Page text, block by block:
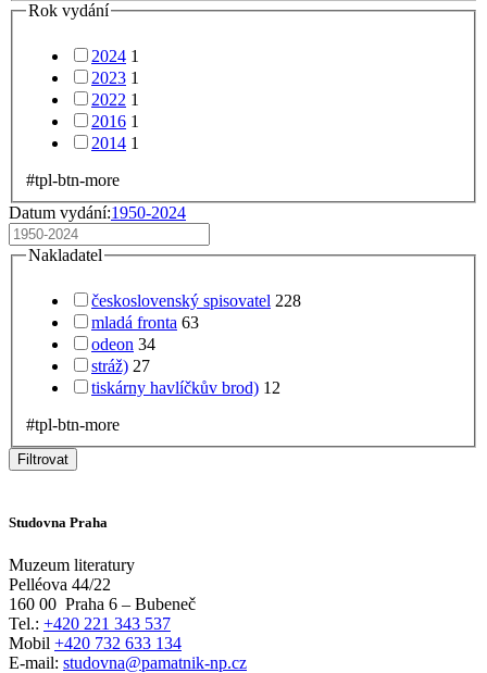
Rok vydání
2024 1
2023 1
2022 1
2016 1
2014 1
#tpl-btn-more
Datum vydání:1950-2024
Nakladatel
československý spisovatel 228
mladá fronta 63
odeon 34
stráž) 27
tiskárny havlíčkův brod) 12
#tpl-btn-more
Filtrovat
Studovna Praha
Muzeum literatury
Pelléova 44/22
160 00 Praha 6 – Bubeneč
Tel.: +420 221 343 537
Mobil +420 732 633 134
E-mail: studovna@pamatnik-np.cz